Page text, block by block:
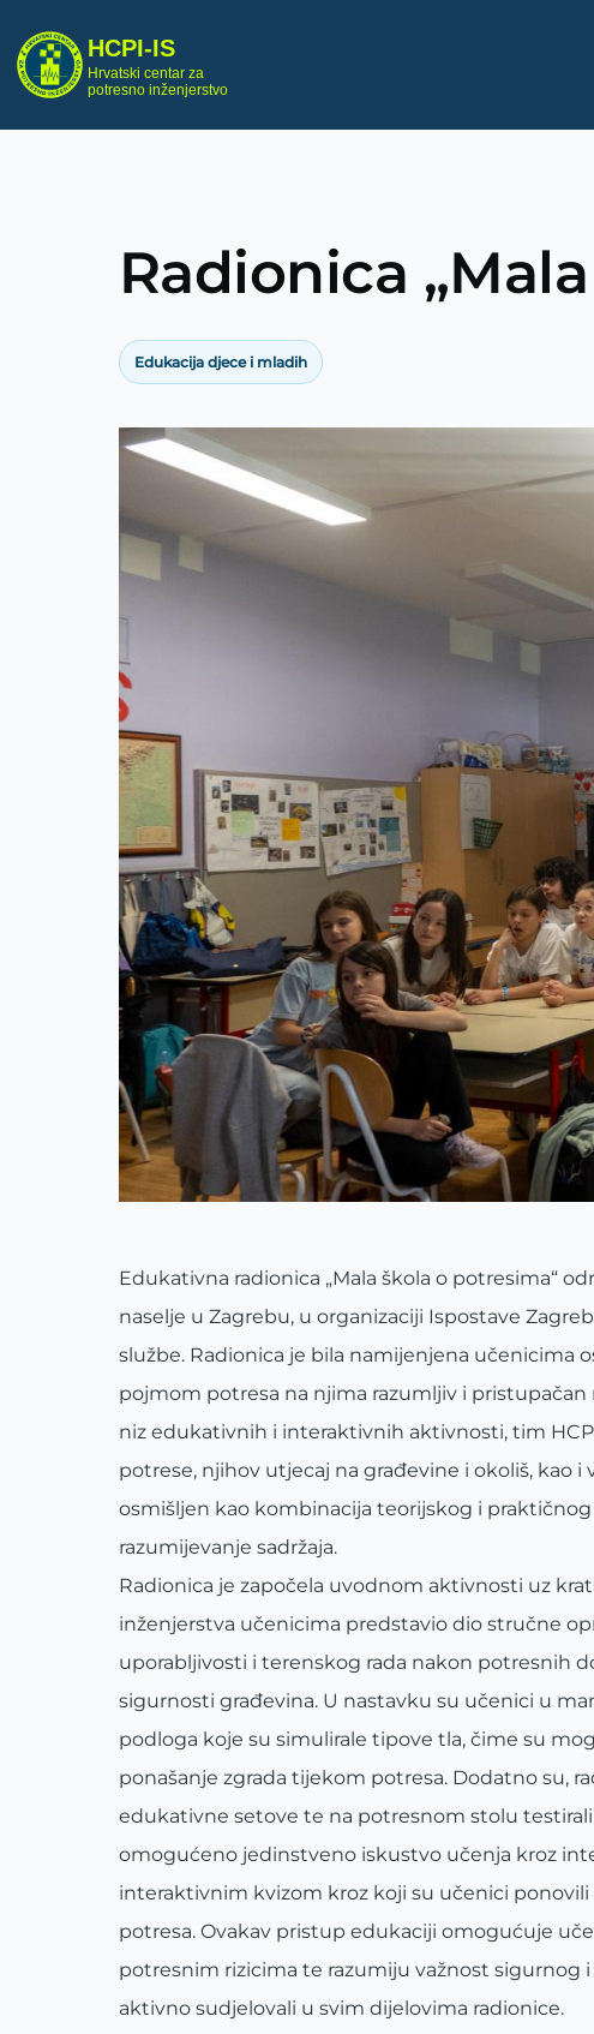
HCPI-IS
Hrvatski centar za
potresno inženjerstvo
Breadcrumb
Radionica
Edukacija djece i mladih
Edukativna radionica „Mala škola o potresima“
naselje u Zagrebu, u organizaciji Ispostave
službe. Radionica je bila namijenjena učenicima
pojmom potresa na njima razumljiv i pristupačan
niz edukativnih i interaktivnih aktivnosti, tim
potrese, njihov utjecaj na građevine i okoliš, kao
osmišljen kao kombinacija teorijskog i
razumijevanje sadržaja.
Radionica je započela uvodnom aktivnosti uz
inženjerstva učenicima predstavio dio stručne
uporabljivosti i terenskog rada nakon potresnih
sigurnosti građevina. U nastavku su učenici u
podloga koje su simulirale tipove tla, čime su
ponašanje zgrada tijekom potresa. Dodatno su,
edukativne setove te na potresnom stolu
omogućeno jedinstveno iskustvo učenja kroz
interaktivnim kvizom kroz koji su učenici
potresa. Ovakav pristup edukaciji omogućuje
potresnim rizicima te razumiju važnost sigurnog
aktivno sudjelovali u svim dijelovima radionice.